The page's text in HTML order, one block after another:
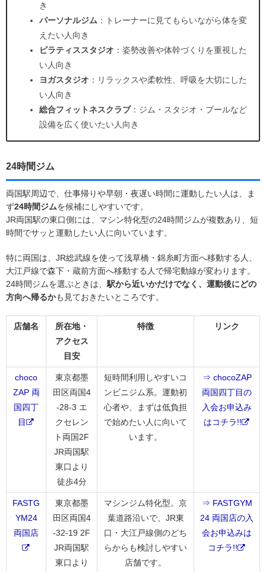
き
パーソナルジム ：トレーナーに見てもらいながら体を変
えたい人向き
ピラティススタジオ ：姿勢改善や体幹づくりを重視した
い人向き
ヨガスタジオ ：リラックスや柔軟性、呼吸を大切にした
い人向き
総合フィットネスクラブ：ジム・スタジオ・プールなど
設備を広く使いたい人向き
24時間ジム
両国駅周辺で、仕事帰りや早朝・夜遅い時間に運動したい人は、ま
ず24時間ジムを候補にしやすいです。
JR両国駅の東口側には、マシン特化型の24時間ジムが複数あり、短
時間でサッと運動したい人に向いています。
特に両国は、JR総武線を使って浅草橋・錦糸町方面へ移動する人、
大江戸線で森下・蔵前方面へ移動する人で帰宅動線が変わります。
24時間ジムを選ぶときは、駅から近いかだけでなく、運動後にどの
方向へ帰るかも見ておきたいところです。
店舗名
所在地・
アクセス
目安
特徴 リンク
choco
ZAP 両
国四丁
目
東京都墨
田区両国4
-28-3 エ
クセレン
ト両国2F
JR両国駅
東口より
徒歩4分
短時間利用しやすいコ
ンビニジム系。運動初
心者や、まずは低負担
で始めたい人に向いて
います。
⇒ chocoZAP
両国四丁目の
入会お申込み
はコチラ!!
FASTG
YM24
両国店
東京都墨
田区両国4
-32-19 2F
JR両国駅
東口より
マシンジム特化型。京
葉道路沿いで、JR東
口・大江戸線側のどち
らからも検討しやすい
店舗です。
⇒ FASTGYM
24 両国店の入
会お申込みは
コチラ!!